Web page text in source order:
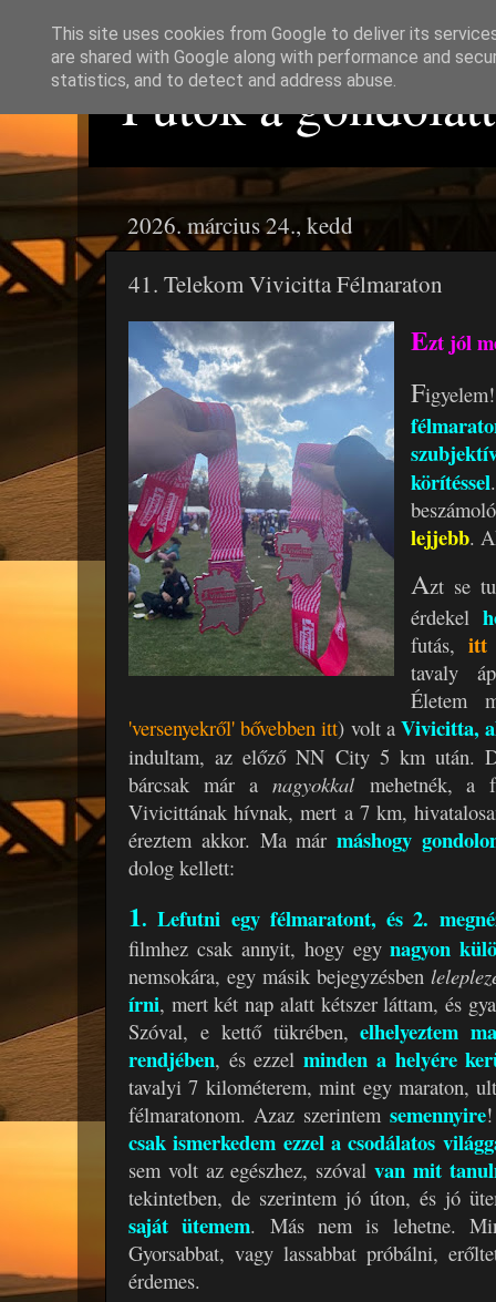
Futok a
2026. március 24., kedd
41. Telekom Vivicitta Félmaraton
Ezt jól
F
körítéssel
lejjebb.
Azt se
érdekel
futás, itt
tavaly
Életem
'versenyekről' bővebben itt) volt a Vivicitta,
indultam, az előző NN City 5 km után.
bárcsak már a nagyokkalmehetnék, a
Vivicittának hívnak, mert a 7 km,
éreztem akkor. Ma mármáshogy
dolog kellett:
1. Lefutni egy félmaratont, és 2.
filmhez csak annyit, hogy egynagyon
nemsokára, egy másik bejegyzésben
írni, mert két nap alatt kétszer láttam, és
Szóval, e kettő tükrében,elhelyeztem
rendjében, és ezzelminden a helyére
tavalyi 7 kilométerem, mint egy maraton,
félmaratonom. Azaz szerintem semennyire
csak ismerkedem ezzel a csodálatos
sem volt az egészhez, szóvalvan mit
tekintetben, de szerintem jó úton, és jó
saját ütemem. Más nem is lehetne.
Gyorsabbat, vagy lassabbat próbálni,
érdemes.
This site uses cookies from Google to deliver its
are shared with Google along with performance and
statistics, and to detect and address abuse.